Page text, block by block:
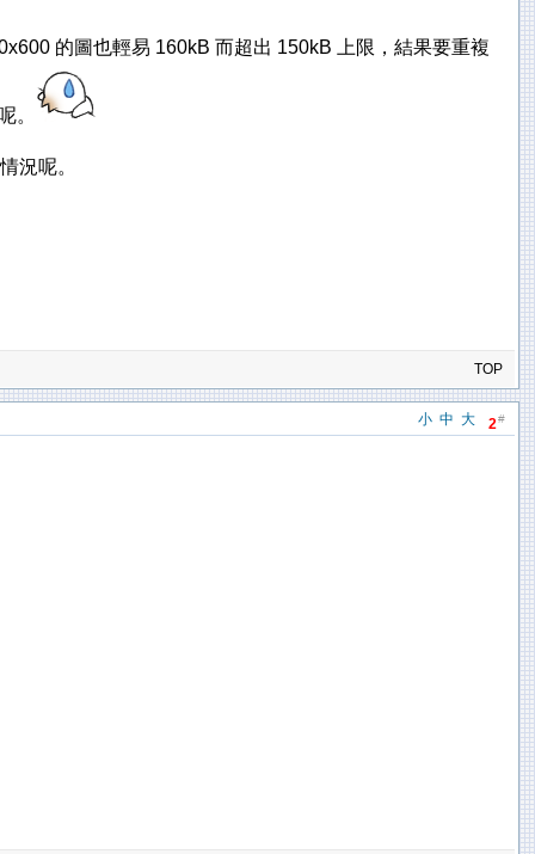
的圖也輕易 160kB 而超出 150kB 上限，結果要重複
。
況呢。
TOP
2#
大
中
小